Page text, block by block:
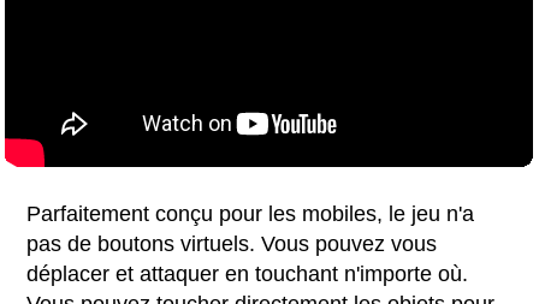
Parfaitement conçu pour les mobiles, le jeu n'a
pas de boutons virtuels. Vous pouvez vous
déplacer et attaquer en touchant n'importe où.